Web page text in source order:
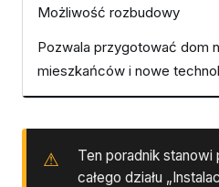
Możliwość rozbudowy
Pozwala przygotować dom
mieszkańców i nowe
Ten poradnik
całego działu